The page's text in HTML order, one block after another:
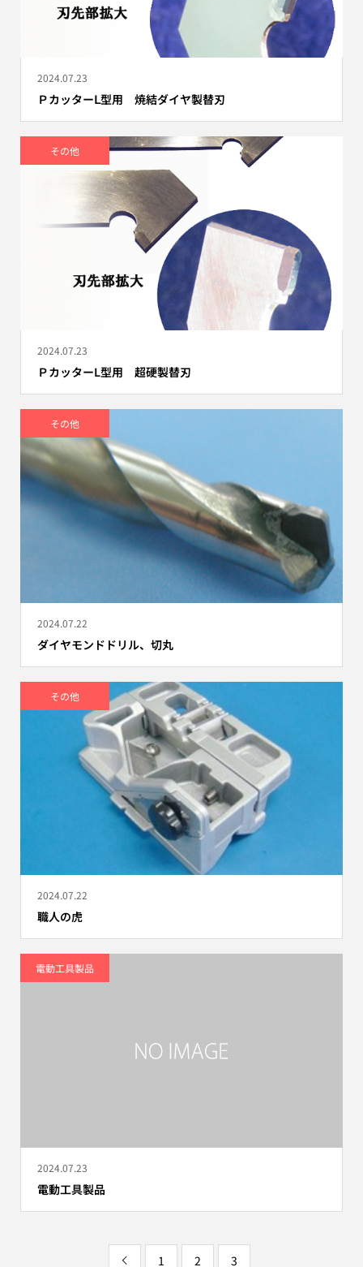
2024.07.23
ＰカッターⅬ型用 焼結ダイヤ製替刃
2024.07.23
ＰカッターL型用 超硬製替刃
その他
2024.07.22
ダイヤモンドドリル、切丸
その他
2024.07.22
職人の虎
その他
2024.07.23
電動工具製品
電動工具製品
 1 2 3